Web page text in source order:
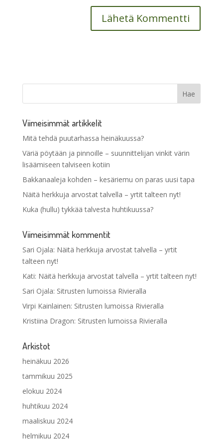
Viimeisimmät artikkelit
Mitä tehdä puutarhassa heinäkuussa?
Väriä pöytään ja pinnoille – suunnittelijan vinkit värin
lisäämiseen talviseen kotiin
Bakkanaaleja kohden – kesäriemu on paras uusi tapa
Näitä herkkuja arvostat talvella – yrtit talteen nyt!
Kuka (hullu) tykkää talvesta huhtikuussa?
Viimeisimmät kommentit
Sari Ojala: Näitä herkkuja arvostat talvella – yrtit
talteen nyt!
Kati: Näitä herkkuja arvostat talvella – yrtit talteen nyt!
Sari Ojala: Sitrusten lumoissa Rivieralla
Virpi Kainlainen: Sitrusten lumoissa Rivieralla
Kristiina Dragon: Sitrusten lumoissa Rivieralla
Arkistot
heinäkuu 2026
tammikuu 2025
elokuu 2024
huhtikuu 2024
maaliskuu 2024
helmikuu 2024